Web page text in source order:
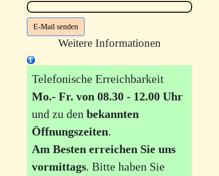
E-Mail senden
Weitere Informationen
Telefonische Erreichbarkeit
Mo.- Fr. von 08.30 - 12.00 Uhr
und zu den bekannten
Öffnungszeiten.
Am Besten erreichen Sie uns
vormittags. Bitte haben Sie